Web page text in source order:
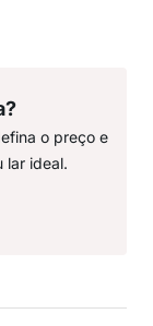
o preço e
lar ideal.